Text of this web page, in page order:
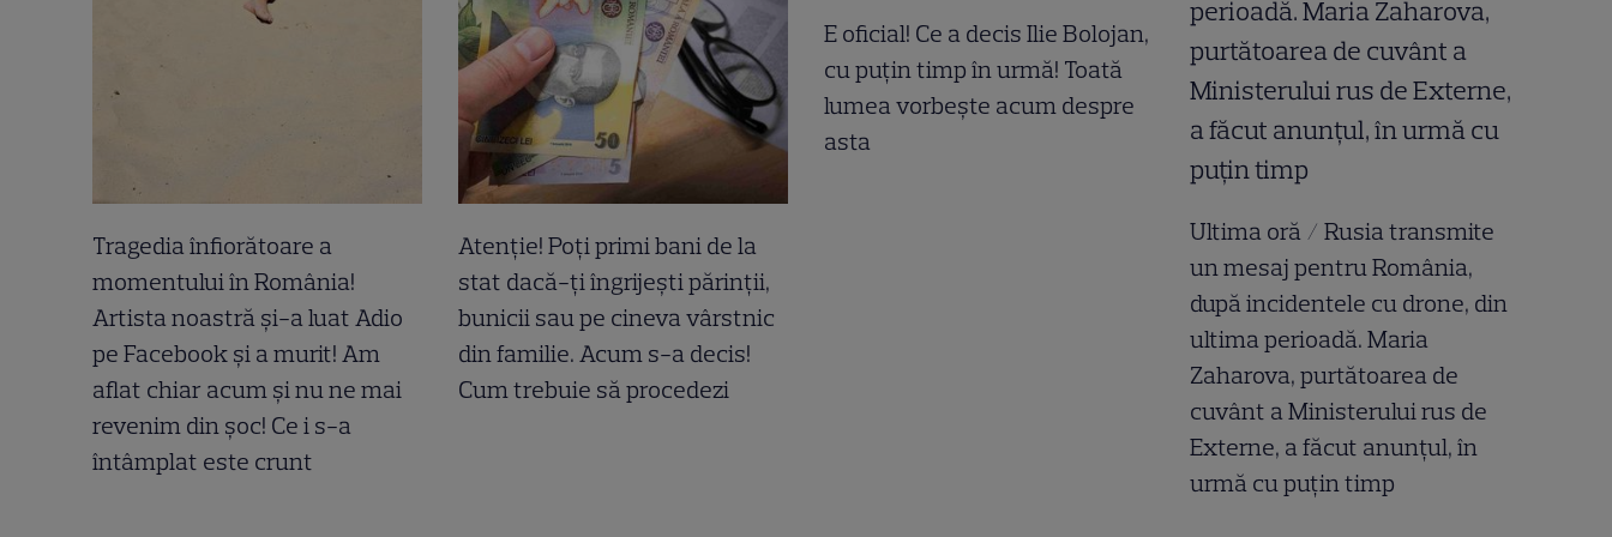
Tragedia înfiorătoare a
momentului în România!
Artista noastră și-a luat Adio
pe Facebook și a murit! Am
aflat chiar acum și nu ne mai
revenim din șoc! Ce i s-a
întâmplat este crunt
Atenție! Poți primi bani de la
stat dacă-ți îngrijești părinții,
bunicii sau pe cineva vârstnic
din familie. Acum s-a decis!
Cum trebuie să procedezi
E oficial! Ce a decis Ilie Bolojan,
cu puțin timp în urmă! Toată
lumea vorbește acum despre
asta
Ultima oră / Rusia transmite
un mesaj pentru România,
după incidentele cu drone, din
ultima perioadă. Maria
Zaharova, purtătoarea de
cuvânt a Ministerului rus de
Externe, a făcut anunțul, în
urmă cu puțin timp